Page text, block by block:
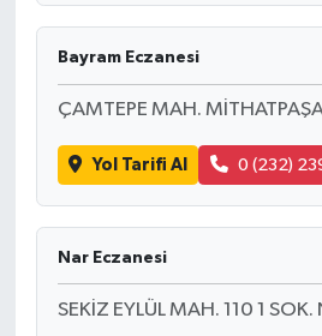
Bayram Eczanesi
ÇAMTEPE MAH.
Yol Tarifi Al 0 (232)
Nar Eczanesi
SEKİZ EYLÜL MAH. 110 1